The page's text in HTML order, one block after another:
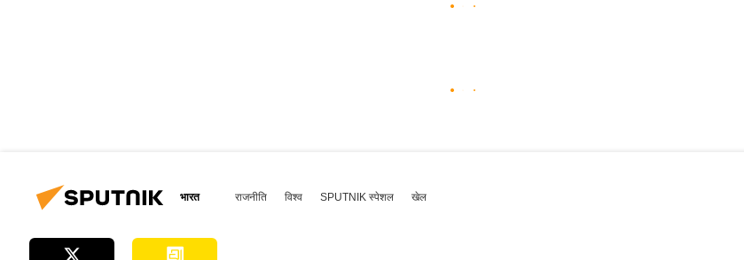
भारत राजनीति विश्व SPUTNIK स्पेशल खेल